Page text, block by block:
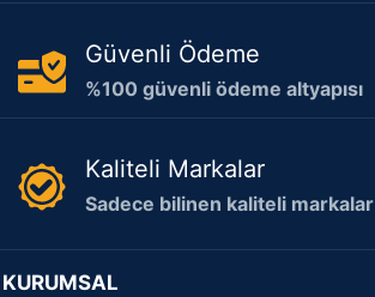
Güvenli Ödeme
%100 güvenli ödeme altyapısı
Kaliteli Markalar
Sadece bilinen kaliteli markalar
KURUMSAL